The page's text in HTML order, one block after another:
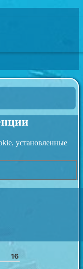
установленные